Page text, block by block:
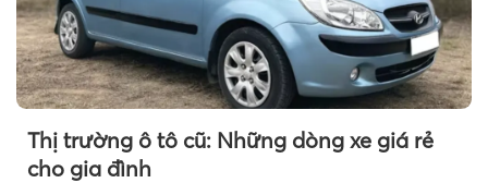
Thị trường ô tô cũ: Những dòng xe giá rẻ
cho gia đình